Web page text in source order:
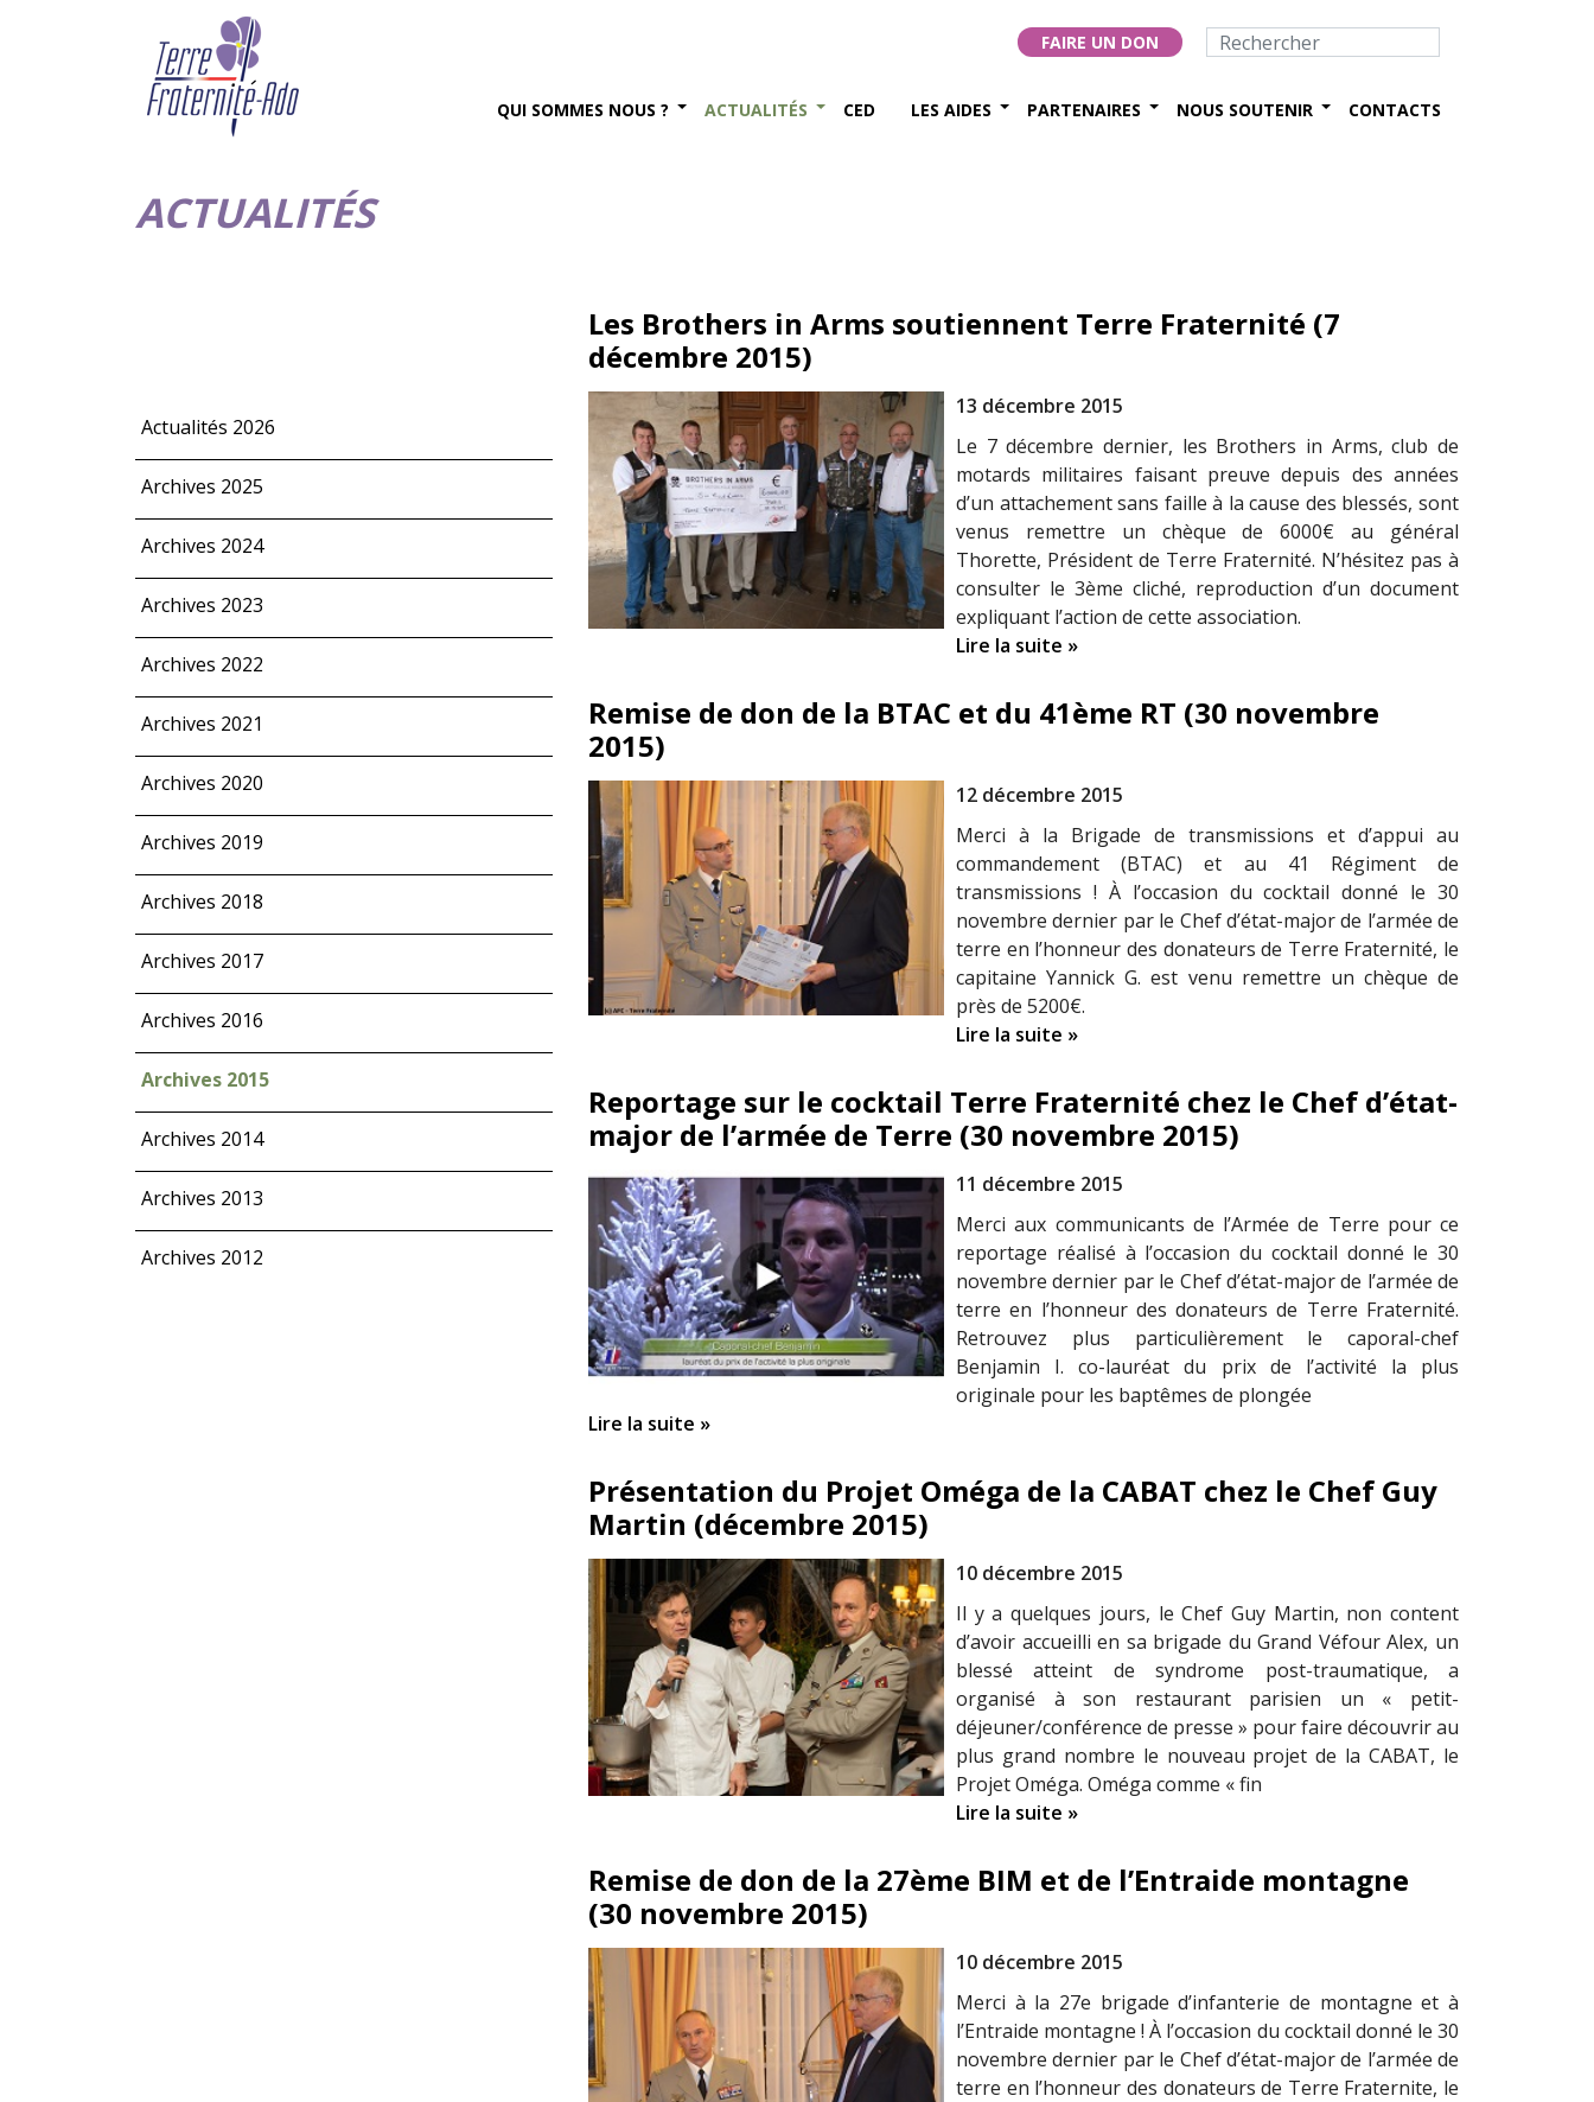
FAIRE UN DON
QUI SOMMES NOUS ? ACTUALITÉS CED LES AIDES PARTENAIRES NOUS SOUTENIR CONTACTS
ACTUALITÉS
Actualités 2026
Archives 2025
Archives 2024
Archives 2023
Archives 2022
Archives 2021
Archives 2020
Archives 2019
Archives 2018
Archives 2017
Archives 2016
Archives 2015
Archives 2014
Archives 2013
Archives 2012
Les Brothers in Arms soutiennent Terre Fraternité (7
décembre 2015)
13 décembre 2015
Le 7 décembre dernier, les Brothers in Arms, club de
motards militaires faisant preuve depuis des années
d’un attachement sans faille à la cause des blessés, sont
venus remettre un chèque de 6000€ au général
Thorette, Président de Terre Fraternité. N’hésitez pas à
consulter le 3ème cliché, reproduction d’un document
expliquant l’action de cette association.
Lire la suite »
Remise de don de la BTAC et du 41ème RT (30 novembre
2015)
12 décembre 2015
Merci à la Brigade de transmissions et d’appui au
commandement (BTAC) et au 41 Régiment de
transmissions ! À l’occasion du cocktail donné le 30
novembre dernier par le Chef d’état-major de l’armée de
terre en l’honneur des donateurs de Terre Fraternité, le
capitaine Yannick G. est venu remettre un chèque de
près de 5200€.
Lire la suite »
Reportage sur le cocktail Terre Fraternité chez le Chef d’état-
major de l’armée de Terre (30 novembre 2015)
11 décembre 2015
Merci aux communicants de l’Armée de Terre pour ce
reportage réalisé à l’occasion du cocktail donné le 30
novembre dernier par le Chef d’état-major de l’armée de
terre en l’honneur des donateurs de Terre Fraternité.
Retrouvez plus particulièrement le caporal-chef
Benjamin I. co-lauréat du prix de l’activité la plus
originale pour les baptêmes de plongée
Lire la suite »
Présentation du Projet Oméga de la CABAT chez le Chef Guy
Martin (décembre 2015)
10 décembre 2015
Il y a quelques jours, le Chef Guy Martin, non content
d’avoir accueilli en sa brigade du Grand Véfour Alex, un
blessé atteint de syndrome post-traumatique, a
organisé à son restaurant parisien un « petit-
déjeuner/conférence de presse » pour faire découvrir au
plus grand nombre le nouveau projet de la CABAT, le
Projet Oméga. Oméga comme « fin
Lire la suite »
Remise de don de la 27ème BIM et de l’Entraide montagne
(30 novembre 2015)
10 décembre 2015
Merci à la 27e brigade d’infanterie de montagne et à
l’Entraide montagne ! À l’occasion du cocktail donné le 30
novembre dernier par le Chef d’état-major de l’armée de
terre en l’honneur des donateurs de Terre Fraternite, le